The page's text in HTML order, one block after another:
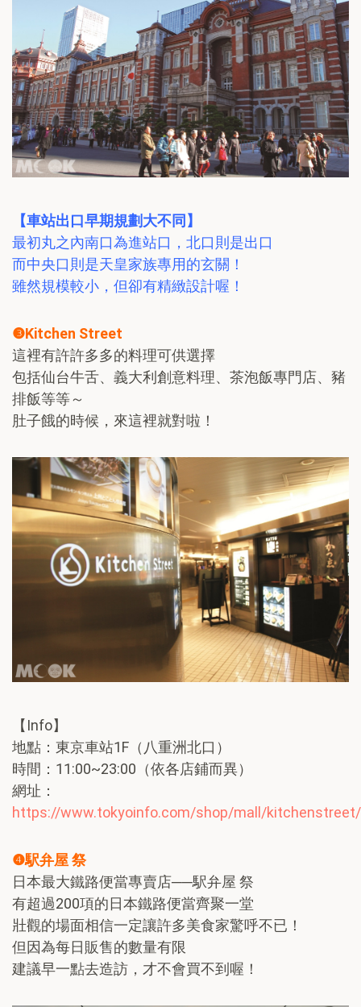
【車站出口早期規劃大不同】
最初丸之內南口為進站口，北口則是出口
而中央口則是天皇家族專用的玄關！
雖然規模較小，但卻有精緻設計喔！
❸Kitchen Street
這裡有許許多多的料理可供選擇
包括仙台牛舌、義大利創意料理、茶泡飯專門店、豬
排飯等等～
肚子餓的時候，來這裡就對啦！
【Info】
地點：東京車站1F（八重洲北口）
時間：11:00~23:00（依各店鋪而異）
網址：
https://www.tokyoinfo.com/shop/mall/kitchenstreet/
❹駅弁屋 祭
日本最大鐵路便當專賣店──駅弁屋 祭
有超過200項的日本鐵路便當齊聚一堂
壯觀的場面相信一定讓許多美食家驚呼不已！
但因為每日販售的數量有限
建議早一點去造訪，才不會買不到喔！